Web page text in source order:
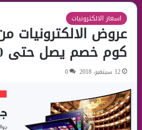
اسعار الالكترونيات
عروض
كوم خصم يصل حتى 30%
12 سبتمبر، 2018 0